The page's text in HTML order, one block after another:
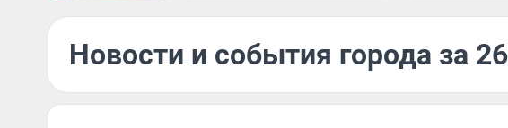
Новости и события города за